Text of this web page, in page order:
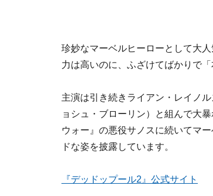
珍妙なマーベルヒーローとして大
力は高いのに、ふざけてばかりで
主演は引き続きライアン・レイノ
ョシュ・ブローリン）と組んで大
ウォー』の悪役サノスに続いてマ
ドな姿を披露しています。
『デッドップール2』公式サイト